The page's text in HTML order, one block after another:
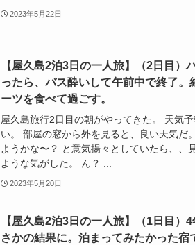
2023年5月22日
【屋久島2泊3日の一人旅】（2日目）
ったら、バス酔いして午前中で終了。
ーツを食べて過ごす。
屋久島旅行2日目の朝がやってきた。 天気
い。 部屋の窓から外を見ると、良い天気だ
ようかな〜？ と意気揚々としていたら、、
ような気がした。 ん？ ...
2023年5月20日
【屋久島2泊3日の一人旅】（1日目
さかの結果に。泊まってみたかった宿